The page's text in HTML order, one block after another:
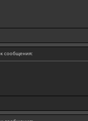
сообщения: